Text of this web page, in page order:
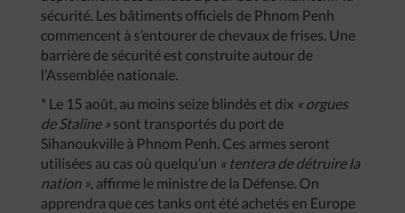
sécurité. Les bâtiments officiels de Phnom Penh
commencent à s’entourer de chevaux de frises. Une
barrière de sécurité est construite autour de
l’Assemblée nationale.
* Le 15 août, au moins seize blindés et dix « orgues
de Staline » sont transportés du port de
Sihanoukville à Phnom Penh. Ces armes seront
utilisées au cas où quelqu’un « tentera de détruire la
nation », affirme le ministre de la Défense. On
apprendra que ces tanks ont été achetés en Europe